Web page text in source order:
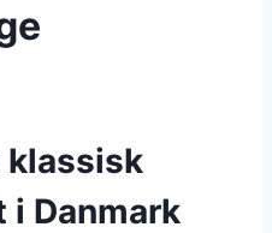
klassisk
Danmark